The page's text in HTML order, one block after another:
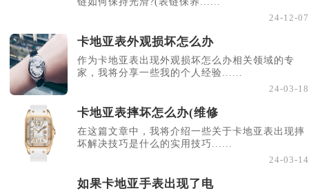
24-12-07
卡地亚表外观损坏怎么办
作为卡地亚表出现外观损坏怎么办相关领域的专
家，我将分享一些我的个人经验......
24-03-18
卡地亚表摔坏怎么办(维修
在这篇文章中，我将介绍一些关于卡地亚表出现摔
坏解决技巧是什么的实用技巧......
24-03-14
如果卡地亚手表出现了电